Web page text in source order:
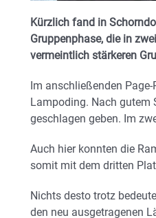
Kürzlich fand in
Gruppenphase, die in
vermeintlich stärkeren
Im anschließenden
Lampoding. Nach gutem
geschlagen geben. Im
Auch hier konnten die
somit mit dem dritten
Nichts desto trotz
den neu ausgetragenen